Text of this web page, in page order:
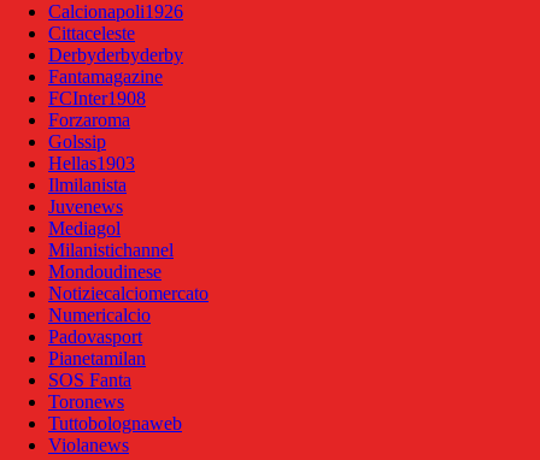
Calcionapoli1926
Cittaceleste
Derbyderbyderby
Fantamagazine
FCInter1908
Forzaroma
Golssip
Hellas1903
Ilmilanista
Juvenews
Mediagol
Milanistichannel
Mondoudinese
Notiziecalciomercato
Numericalcio
Padovasport
Pianetamilan
SOS Fanta
Toronews
Tuttobolognaweb
Violanews